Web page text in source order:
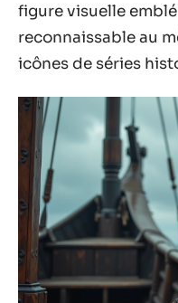
figure visuelle
reconnaissable au
icônes de séries